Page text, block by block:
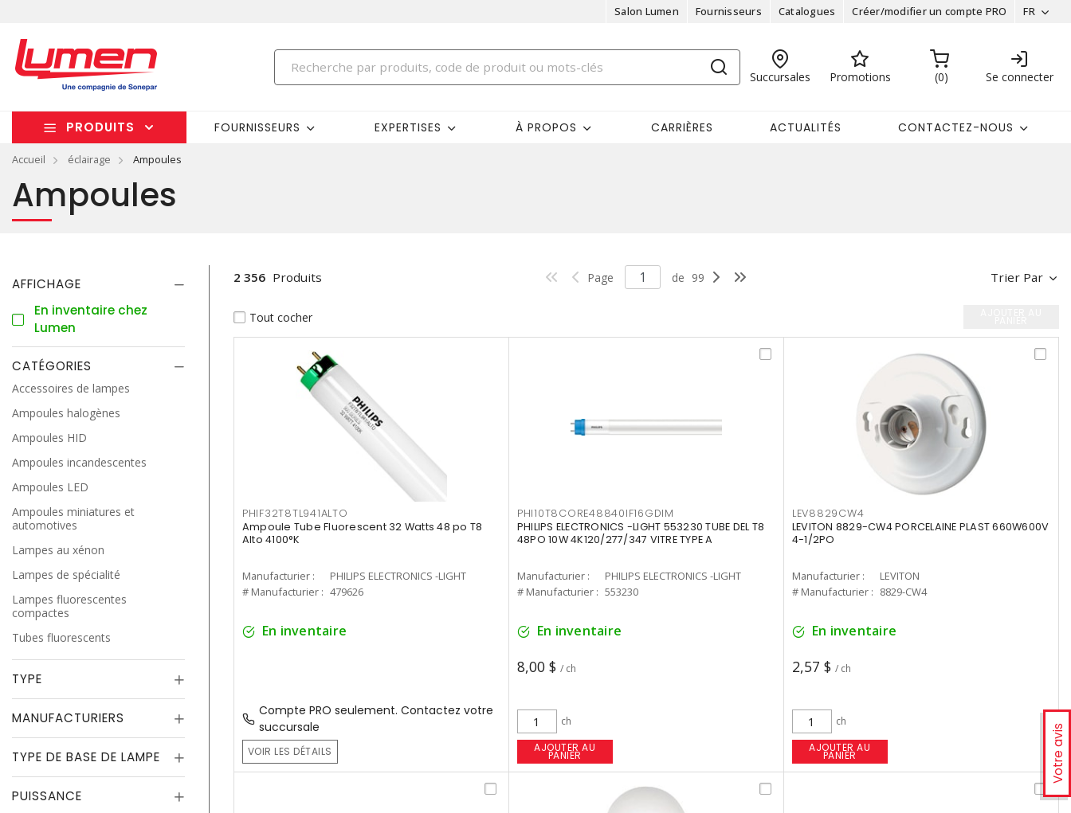
Salon Lumen Fournisseurs Catalogues Créer/modifier un compte PRO FR
Succursales Promotions 0 Se connecter
PRODUITS FOURNISSEURS EXPERTISES À PROPOS CARRIÈRES ACTUALITÉS CONTACTEZ-NOUS
Accueil éclairage Ampoules
Votre avis
Ampoules
AFFICHAGE
En inventaire chez
Lumen
CATÉGORIES
Accessoires de lampes
Ampoules halogènes
Ampoules HID
Ampoules incandescentes
Ampoules LED
Ampoules miniatures et
automotives
Lampes au xénon
Lampes de spécialité
Lampes fluorescentes
compactes
Tubes fluorescents
TYPE
MANUFACTURIERS
TYPE DE BASE DE LAMPE
PUISSANCE
Trier Par
2 356 Produits Page de 99
Tout cocher
PHIF32T8TL941ALTO
Ampoule Tube Fluorescent 32 Watts 48 po T8
Alto 4100°K
Manufacturier :
PHILIPS ELECTRONICS -LIGHT
# Manufacturier : 479626
En inventaire
Compte PRO seulement. Contactez votre
succursale
VOIR LES DÉTAILS
PHI10T8CORE48840IF16GDIM
PHILIPS ELECTRONICS -LIGHT 553230 TUBE DEL T8
48PO 10W 4K120/277/347 VITRE TYPE A
Manufacturier :
PHILIPS ELECTRONICS -LIGHT
# Manufacturier : 553230
En inventaire
8,00 $ / ch
ch
AJOUTER AU
PANIER
LEV8829CW4
LEVITON 8829-CW4 PORCELAINE PLAST 660W600V
4-1/2PO
Manufacturier :
LEVITON
# Manufacturier : 8829-CW4
En inventaire
2,57 $ / ch
ch
AJOUTER AU
PANIER